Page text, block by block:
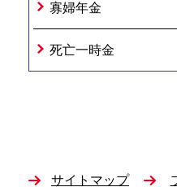
寡婦年金
死亡一時金
サイトマップ